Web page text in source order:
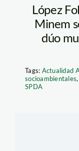
López
Minem
dúo
Tags: Actualidad
socioambientales,
SPDA